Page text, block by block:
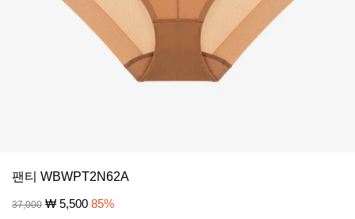
팬티 WBWPT2N62A
37,000 ₩ 5,500 85%